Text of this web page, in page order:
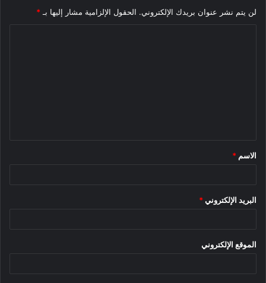
لن يتم نشر عنوان بريدك الإلكتروني. الحقول الإلزامية مشار إليها بـ *
*
الاسم *
البريد الإلكتروني *
الموقع الإلكتروني